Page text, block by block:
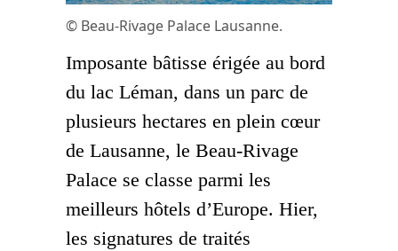
© Beau-Rivage Palace Lausanne.
Imposante bâtisse érigée au bord
du lac Léman, dans un parc de
plusieurs hectares en plein cœur
de Lausanne, le Beau-Rivage
Palace se classe parmi les
meilleurs hôtels d’Europe. Hier,
les signatures de traités